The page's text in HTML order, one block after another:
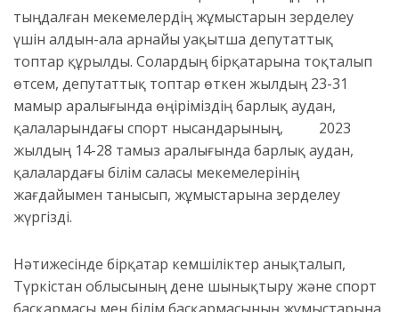
тыңдалған мекемелердің жұмыстарын зерделеу
үшін алдын-ала арнайы уақытша депутаттық
топтар құрылды. Солардың бірқатарына тоқталып
өтсем, депутаттық топтар өткен жылдың 23-31
мамыр аралығында өңіріміздің барлықаудан,
қалаларындағы спорт нысандарының, 2023
жылдың 14-28 тамыз аралығында барлықаудан,
қалалардағы білім саласы мекемелерінің
жағдайымен танысып, жұмыстарына зерделеу
жүргізді.
Нәтижесінде бірқатар кемшіліктер анықталып,
Түркістан облысының дене шынықтыру және спорт